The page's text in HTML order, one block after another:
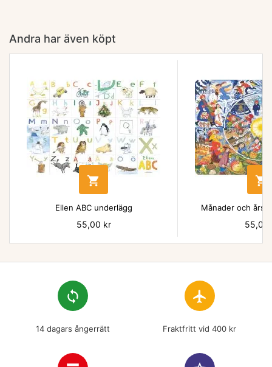
Andra har även köpt

Ellen ABC underlägg
Pris
55,00 kr

Månader och
Pris
55,00
loop
14 dagars ångerrätt
flight
Fraktfritt vid 400 kr